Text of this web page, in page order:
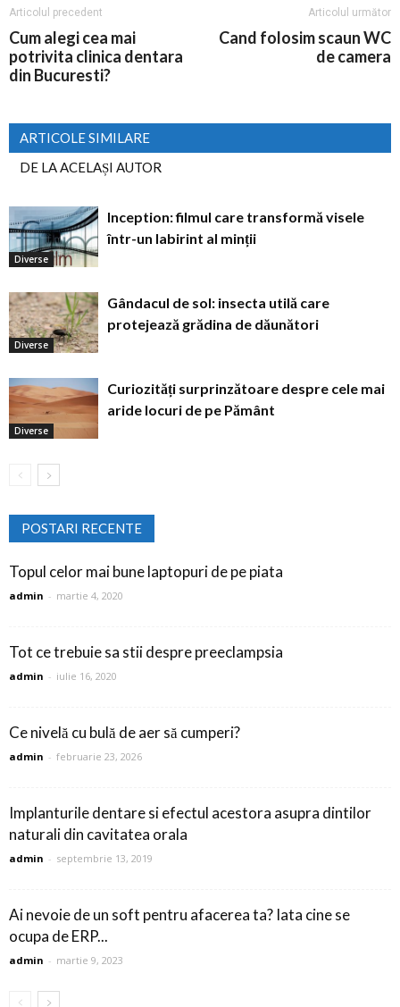
Articolul precedent
Cum alegi cea mai
potrivita clinica dentara
din Bucuresti?
Articolul următor
Cand folosim scaun WC
de camera
ARTICOLE SIMILARE
DE LA ACELAȘI AUTOR
Diverse
Inception: filmul care transformă visele
într-un labirint al minții
Diverse
Gândacul de sol: insecta utilă care
protejează grădina de dăunători
Diverse
Curiozități surprinzătoare despre cele mai
aride locuri de pe Pământ
POSTARI RECENTE
Topul celor mai bune laptopuri de pe piata
admin - martie 4, 2020
Tot ce trebuie sa stii despre preeclampsia
admin - iulie 16, 2020
Ce nivelă cu bulă de aer să cumperi?
admin - februarie 23, 2026
Implanturile dentare si efectul acestora asupra dintilor
naturali din cavitatea orala
admin - septembrie 13, 2019
Ai nevoie de un soft pentru afacerea ta? Iata cine se
ocupa de ERP...
admin - martie 9, 2023